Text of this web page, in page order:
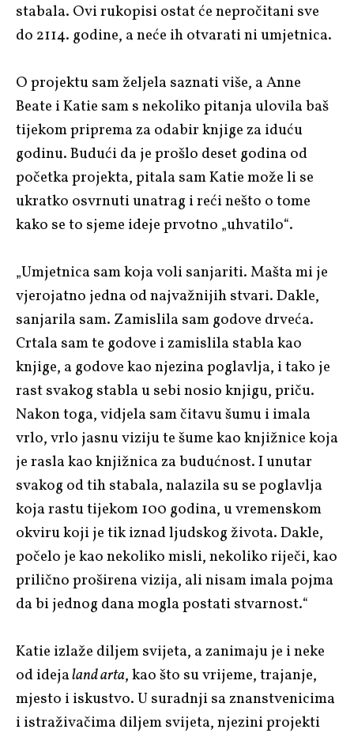
stabala. Ovi rukopisi ostat će nepročitani sve
do 2114. godine, a neće ih otvarati ni umjetnica.
O projektu sam željela saznati više, a Anne
Beate i Katie sam s nekoliko pitanja ulovila baš
tijekom priprema za odabir knjige za iduću
godinu.Budući da je prošlo deset godina od
početka projekta, pitala sam Katie može li se
ukratko osvrnuti unatrag i reći nešto o tome
kako se to sjeme ideje prvotno „uhvatilo“.
„Umjetnica sam koja voli sanjariti. Mašta mi je
vjerojatno jedna od najvažnijih stvari. Dakle,
sanjarila sam. Zamislila sam godove drveća.
Crtala sam te godove i zamislila stabla kao
knjige, a godove kao njezina poglavlja, i tako je
rast svakog stabla u sebi nosio knjigu, priču.
Nakon toga, vidjela sam čitavu šumu i imala
vrlo, vrlo jasnu viziju te šume kao knjižnice koja
je rasla kao knjižnica za budućnost. I unutar
svakog od tih stabala, nalazila su se poglavlja
koja rastu tijekom 100 godina, u vremenskom
okviru koji je tik iznad ljudskog života. Dakle,
počelo je kao nekoliko misli, nekoliko riječi, kao
prilično proširena vizija, ali nisam imala pojma
da bi jednog dana mogla postati stvarnost.“
Katie izlaže diljem svijeta, a zanimaju je i neke
od idejaland arta, kao što su vrijeme, trajanje,
mjesto i iskustvo. U suradnji sa znanstvenicima
i istraživačima diljem svijeta, njezini projekti